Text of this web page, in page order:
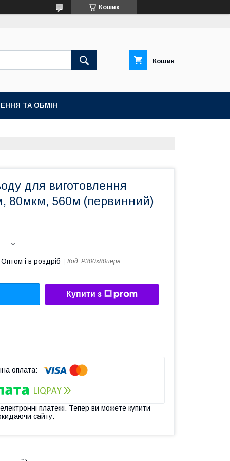
Кошик
Кошик
ТА ОБМІН
для виготовлення
80мкм, 560м (первинний)
Оптом і в роздріб Код: Р300х80перв
Купити з
платежі. Тепер ви можете купити
сайту.